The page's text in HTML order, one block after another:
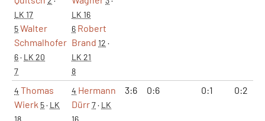
LK 17
5Walter
Schmalhofer
6· LK 20
7
LK 16
6 Robert
Brand 12 ·
LK 21
8
4 Thomas
Wierk 5· LK
18
4 Hermann
Dürr7· LK
16
3:6 0:6 0:1 0:2